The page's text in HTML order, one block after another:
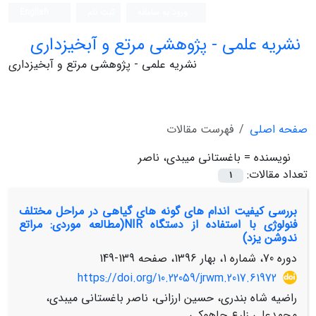
نشریه علمی - پژوهشی مرتع و آبخیزداری
نشریه علمی - پژوهشی مرتع و آبخیزداری
صفحه اصلی
فهرست مقالات
نویسنده = باغستانی میبدی، ناصر
تعداد مقالات:
1
بررسی کیفیت اندام های گونه های گیاهی در مراحل مختلف
فنولوژی با استفاده از دستگاه NIR(مطالعه موردی: مراتع
ندوشن یزد)
دوره 70، شماره 1، بهار 1396، صفحه
139-149
https://doi.org/10.22059/jrwm.2017.61972
راضیه شاه بندری، حسین ارزانی، ناصر باغستانی میبدی،